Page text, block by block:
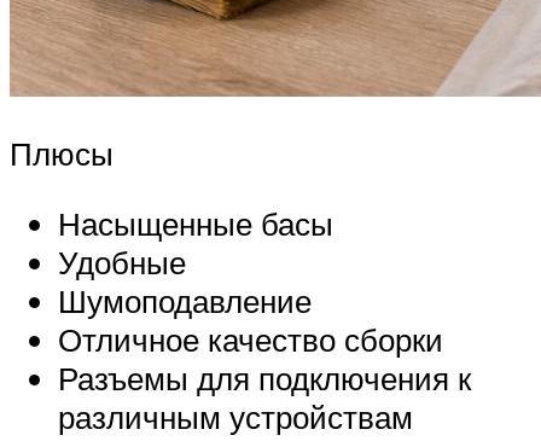
Плюсы
Насыщенные басы
Удобные
Шумоподавление
Отличное качество сборки
Разъемы для подключения к
различным устройствам